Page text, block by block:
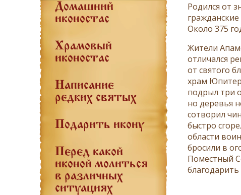
Домашний
иконостас
Храмовый
иконостас
Написание
редких святых
Подарить икону
Перед какой
иконой молиться
в различных
ситуациях
Родился от
Около 375
Жители
отличался
от святого
храм
подрыл три
но деревья
сотворил
быстро
области
бросили в
Поместный
благодарить